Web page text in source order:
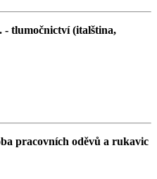
tlumočnictví (italština,
pracovních oděvů a rukavic